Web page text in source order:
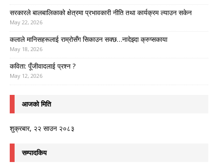
सरकारले बालबालिकाको क्षेत्रमा प्रभावकारी नीति तथा कार्यक्रम ल्याउन सकेन
May 22, 2026
कलाले मानिसहरूलाई राम्रोसँग सिकाउन सक्छ…नादेझ्दा क्रुप्सकाया
May 18, 2026
कविता: पूँजीवादलाई प्रश्न ?
May 12, 2026
आजको मिति
शुक्रबार, २२ साउन २०८३
सम्पादकिय